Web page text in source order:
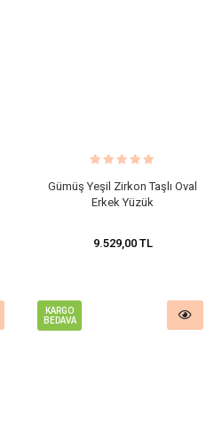
Gümüş Yeşil Zirkon Taşlı Oval
Erkek Yüzük
9.529,00 TL
KARGO
BEDAVA